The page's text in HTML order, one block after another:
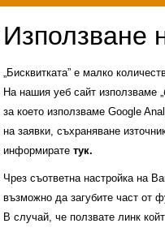
„Бисквитката” е малко
На нашия уеб сайт използваме
за което използваме Google
на заявки, съхраняване
информирате тук.
Чрез съответна настройка на
възможно да загубите част от
В случай, че ползвате линк